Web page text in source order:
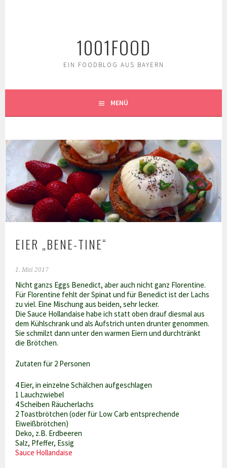
1001FOOD
EIN FOODBLOG AUS BAYERN
MENÜ
EIER „BENE-TINE“
1. Mai 2017
Nicht ganzs Eggs Benedict, aber auch nicht ganz Florentine.
Für Florentine fehlt der Spinat und für Benedict ist der Lachs
zu viel. Eine Mischung aus beiden, sehr lecker.
Die Sauce Hollandaise habe ich statt oben drauf diesmal aus
dem Kühlschrank und als Aufstrich unten drunter genommen.
Sie schmilzt dann unter den warmen Eiern und durchtränkt
die Brötchen.
Zutaten für 2 Personen
4 Eier, in einzelne Schälchen aufgeschlagen
1 Lauchzwiebel
4 Scheiben Räucherlachs
2 Toastbrötchen (oder für Low Carb entsprechende
Eiweißbrötchen)
Deko, z.B. Erdbeeren
Salz, Pfeffer, Essig
Sauce Hollandaise